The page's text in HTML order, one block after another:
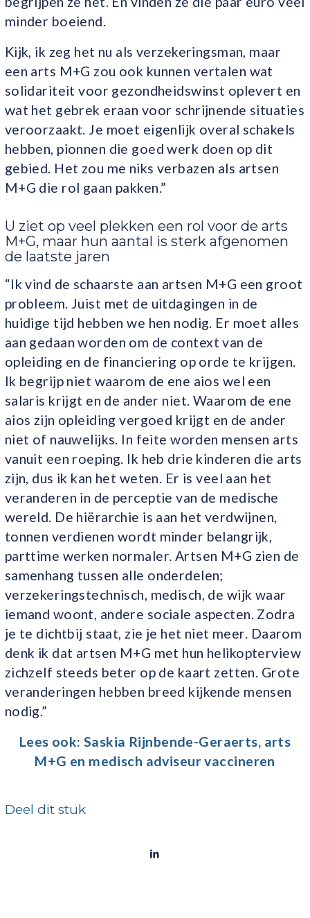
minder boeiend.
Kijk, ik zeg het nu als verzekeringsman, maar
een arts M+G zou ook kunnen vertalen wat
solidariteit voor gezondheidswinst oplevert en
wat het gebrek eraan voor schrijnende situaties
veroorzaakt. Je moet eigenlijk overal schakels
hebben, pionnen die goed werk doen op dit
gebied. Het zou me niks verbazen als artsen
M+G die rol gaan pakken.”
U ziet op veel plekken een rol voor de arts
M+G, maar hun aantal is sterk afgenomen
de laatste jaren
“Ik vind de schaarste aan artsen M+G een groot
probleem. Juist met de uitdagingen in de
huidige tijd hebben we hen nodig. Er moet alles
aan gedaan worden om de context van de
opleiding en de financiering op orde te krijgen.
Ik begrijp niet waarom de ene aios wel een
salaris krijgt en de ander niet. Waarom de ene
aios zijn opleiding vergoed krijgt en de ander
niet of nauwelijks. In feite worden mensen arts
vanuit een roeping. Ik heb drie kinderen die arts
zijn, dus ik kan het weten. Er is veel aan het
veranderen in de perceptie van de medische
wereld. De hiërarchie is aan het verdwijnen,
tonnen verdienen wordt minder belangrijk,
parttime werken normaler. Artsen M+G zien de
samenhang tussen alle onderdelen;
verzekeringstechnisch, medisch, de wijk waar
iemand woont, andere sociale aspecten. Zodra
je te dichtbij staat, zie je het niet meer. Daarom
denk ik dat artsen M+G met hun helikopterview
zichzelf steeds beter op de kaart zetten. Grote
veranderingen hebben breed kijkende mensen
nodig.”
Lees ook: Saskia Rijnbende-Geraerts, arts
M+G en medisch adviseur vaccineren
Deel dit stuk